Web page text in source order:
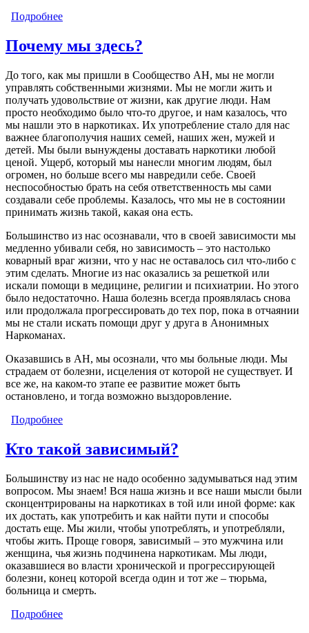
Подробнее
Почему мы здесь?
До того, как мы пришли в Сообщество АН, мы не могли
управлять собственными жизнями. Мы не могли жить и
получать удовольствие от жизни, как другие люди. Нам
просто необходимо было что-то другое, и нам казалось, что
мы нашли это в наркотиках. Их употребление стало для нас
важнее благополучия наших семей, наших жен, мужей и
детей. Мы были вынуждены доставать наркотики любой
ценой. Ущерб, который мы нанесли многим людям, был
огромен, но больше всего мы навредили себе. Своей
неспособностью брать на себя ответственность мы сами
создавали себе проблемы. Казалось, что мы не в состоянии
принимать жизнь такой, какая она есть.
Большинство из нас осознавали, что в своей зависимости мы
медленно убивали себя, но зависимость – это настолько
коварный враг жизни, что у нас не оставалось сил что-либо с
этим сделать. Многие из нас оказались за решеткой или
искали помощи в медицине, религии и психиатрии. Но этого
было недостаточно. Наша болезнь всегда проявлялась снова
или продолжала прогрессировать до тех пор, пока в отчаянии
мы не стали искать помощи друг у друга в Анонимных
Наркоманах.
Оказавшись в АН, мы осознали, что мы больные люди. Мы
страдаем от болезни, исцеления от которой не существует. И
все же, на каком-то этапе ее развитие может быть
остановлено, и тогда возможно выздоровление.
Подробнее
Кто такой зависимый?
Большинству из нас не надо особенно задумываться над этим
вопросом. Мы знаем! Вся наша жизнь и все наши мысли были
сконцентрированы на наркотиках в той или иной форме: как
их достать, как употребить и как найти пути и способы
достать еще. Мы жили, чтобы употреблять, и употребляли,
чтобы жить. Проще говоря, зависимый – это мужчина или
женщина, чья жизнь подчинена наркотикам. Мы люди,
оказавшиеся во власти хронической и прогрессирующей
болезни, конец которой всегда один и тот же – тюрьма,
больница и смерть.
Подробнее